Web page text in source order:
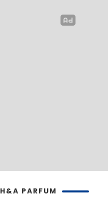
H&A PARFUM